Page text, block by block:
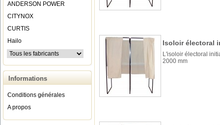
ANDERSON POWER
CITYNOX
CURTIS
Hailo
Informations
Conditions générales
A propos
Isoloir électoral
L'isoloir électoral
2000 mm